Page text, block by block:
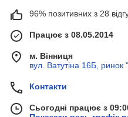
96% позитивних з 28
Працює з 08.05.2014
м. Вінниця
вул. Ватутіна 16Б,
Контакти
Сьогодні працює з